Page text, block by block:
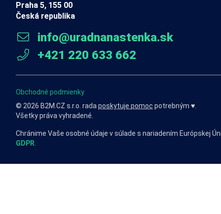
Praha 5, 155 00
Česká republika
info@uradnanastenka.sk
+421 220 633 662
Obchodné podmienky
© 2026 B2M.CZ s.r.o. rada poskytuje pomoc potrebným ♥️.
Všetky práva vyhradené.
Chránime Vaše osobné údaje v súlade s nariadením Európskej
GDPR